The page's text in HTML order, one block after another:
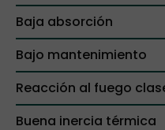
Baja absorción
Bajo mantenimiento
Reacción al fuego
Buena inercia térmica